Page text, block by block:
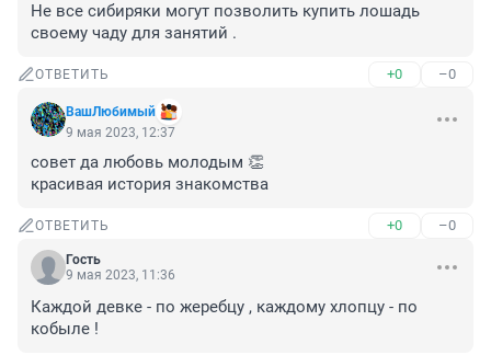
Не все сибиряки могут позволить купить лошадь
своему чаду для занятий .
ОТВЕТИТЬ +0 –0
ВашЛюбимый
9 мая 2023, 12:37
совет да любовь молодым 👏
красивая история знакомства
ОТВЕТИТЬ +0 –0
Гость
9 мая 2023, 11:36
Каждой девке - по жеребцу , каждому хлопцу - по
кобыле !